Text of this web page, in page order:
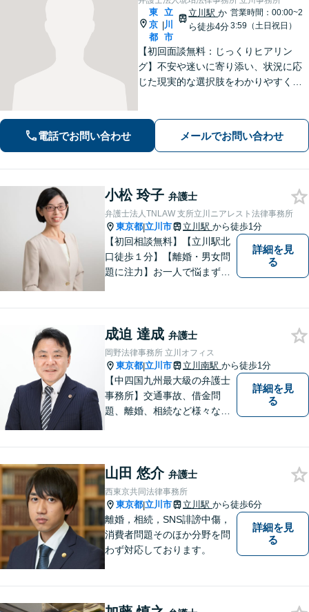
東
京
都
|
立
川
市
立川駅か
ら徒歩4分
営業時間：00:00~2
3:59（土日祝日）
【初回面談無料：じっくりヒアリン
グ】不安や迷いに寄り添い、状況に応
じた現実的な選択肢をわかりやすくご
対応】【電話・オンライン面談可】
電話でお問い合わせ メールでお問い合わせ
小松 玲子 弁護士
弁護士法人TNLAW 支所立川ニアレスト法律事務所
東京都|立川市 立川駅 から徒歩1分
【初回相談無料】【立川駅北
口徒歩１分】【離婚・男女問
題に注力】お一人で悩まず、
詳細を見
る
成迫 達成 弁護士
岡野法律事務所 立川オフィス
東京都|立川市 立川南駅 から徒歩1分
【中四国九州最大級の弁護士
事務所】交通事故、借金問
題、離婚、相続など様々な問
い！
詳細を見
る
山田 悠介 弁護士
西東京共同法律事務所
東京都|立川市 立川駅 から徒歩6分
離婚，相続，SNS誹謗中傷，
消費者問題そのほか分野を問
わず対応しております。
詳細を見
る